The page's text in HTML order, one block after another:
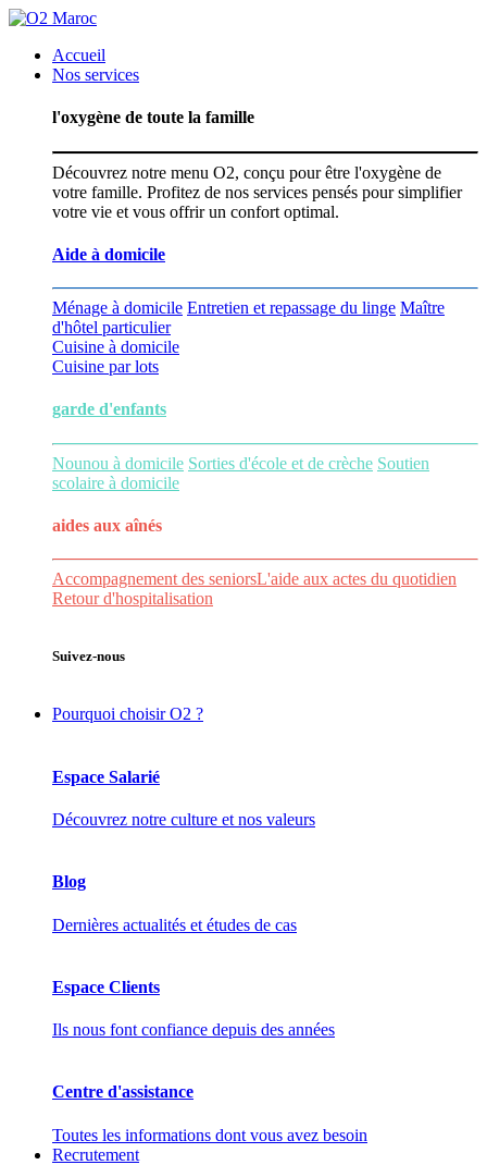
Accueil
Nos services
l'oxygène de toute la famille
Découvrez notre menu O2, conçu pour être l'oxygène de
votre famille. Profitez de nos services pensés pour simplifier
votre vie et vous offrir un confort optimal.
Aide à domicile
Ménage à domicile Entretien et repassage du linge Maître
d'hôtel particulier
Cuisine à domicile
Cuisine par lots
garde d'enfants
Nounou à domicile Sorties d'école et de crèche Soutien
scolaire à domicile
aides aux aînés
Accompagnement des seniorsL'aide aux actes du quotidien
Retour d'hospitalisation
Suivez-nous
Pourquoi choisir O2 ?
Espace Salarié
Découvrez notre culture et nos valeurs
Blog
Dernières actualités et études de cas
Espace Clients
Ils nous font confiance depuis des années
Centre d'assistance
Toutes les informations dont vous avez besoin
Recrutement